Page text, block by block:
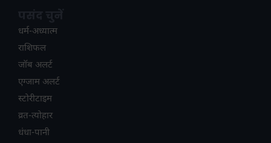
धर्म-अध्यात्म
राशिफल
जॉब अलर्ट
एग्जाम अलर्ट
स्टोरीटाइम
व्रत-त्योहार
धंधा-पानी